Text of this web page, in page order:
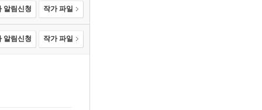
알림신청 작가 파일
알림신청 작가 파일